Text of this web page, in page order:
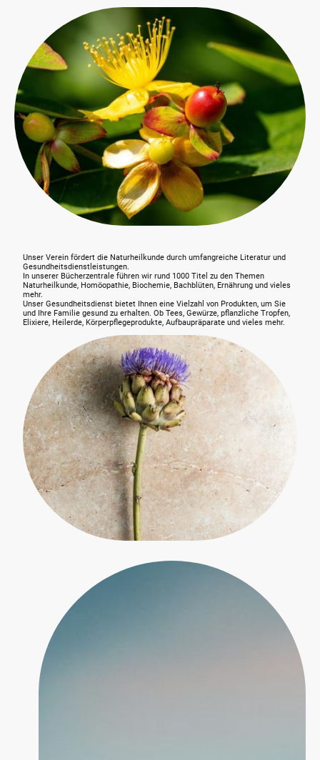
Unser Verein fördert die Naturheilkunde durch umfangreiche Literatur und
Gesundheitsdienstleistungen.
In unserer Bücherzentrale führen wir rund 1000 Titel zu den Themen
Naturheilkunde, Homöopathie, Biochemie, Bachblüten, Ernährung und vieles
mehr.
Unser Gesundheitsdienst bietet Ihnen eine Vielzahl von Produkten, um Sie
und Ihre Familie gesund zu erhalten. Ob Tees, Gewürze, pflanzliche Tropfen,
Elixiere, Heilerde, Körperpflegeprodukte, Aufbaupräparate und vieles mehr.